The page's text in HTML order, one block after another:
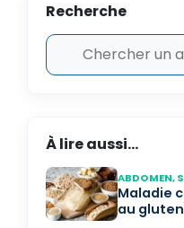
Recherche
À lire aussi...
ABDOMEN,
Maladie
au